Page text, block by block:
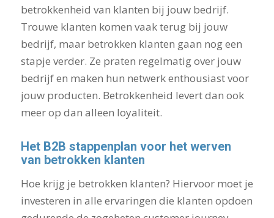
betrokkenheid van klanten bij jouw bedrijf.
Trouwe klanten komen vaak terug bij jouw
bedrijf, maar betrokken klanten gaan nog een
stapje verder. Ze praten regelmatig over jouw
bedrijf en maken hun netwerk enthousiast voor
jouw producten. Betrokkenheid levert dan ook
meer op dan alleen loyaliteit.
Het B2B stappenplan voor het werven
van betrokken klanten
Hoe krijg je betrokken klanten? Hiervoor moet je
investeren in alle ervaringen die klanten opdoen